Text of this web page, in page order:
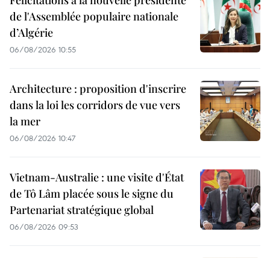
de l'Assemblée populaire nationale
d’Algérie
06/08/2026 10:55
Architecture : proposition d'inscrire
dans la loi les corridors de vue vers
la mer
06/08/2026 10:47
Vietnam-Australie : une visite d'État
de Tô Lâm placée sous le signe du
Partenariat stratégique global
06/08/2026 09:53